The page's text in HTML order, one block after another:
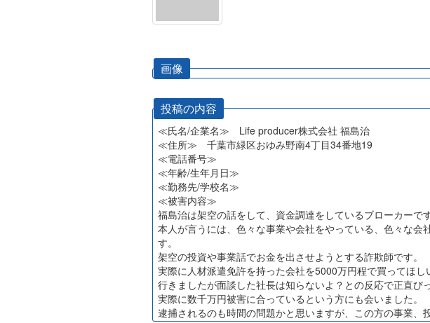
画像
投稿の内容
≪氏名/企業名≫ Life producer株式会社 福島治
≪住所≫ 千葉市緑区おゆみ野南4丁目34番地19
≪電話番号≫
≪年齢/生年月日≫
≪勤務先/学校名≫
≪被害内容≫
福島治は架空の話をして、資金調達をしているブローカーです
本人が言うには、色々な事業や会社をやっている、色々な
す。
架空の投資や事業話でお金を出させようとする詐欺師です。
実際に人材派遣免許を持った会社を5000万円程で買ってほ
行きましたが面談した社長は知らないよ？との反応で正直び
実際に数千万円被害に合っているという方にも会いました。
逮捕されるのも時間の問題かと思いますが、この方の事業、